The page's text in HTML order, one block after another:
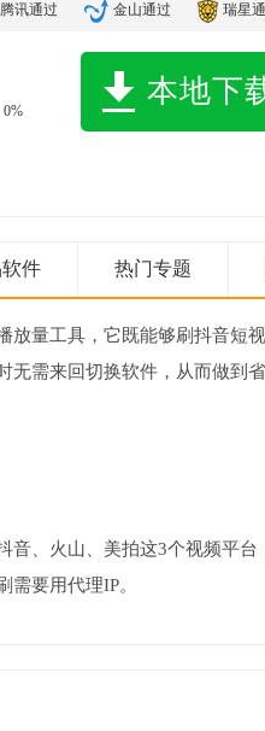
腾讯通过 金山通过 瑞星
0%
本地下
件 热门专题
放量工具，它既能够刷抖音短
需来回切换软件，从而做到
音、火山、美拍这3个视频平
要用代理IP。